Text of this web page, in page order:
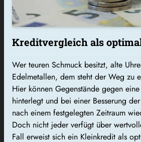
Kreditvergleich als
Wer teuren Schmuck besitzt, alte
Edelmetallen, dem steht der Weg zu
Hier können Gegenstände gegen
hinterlegt und bei einer Besserung
nach einem festgelegten Zeitraum
Doch nicht jeder verfügt über
Fall erweist sich ein Kleinkredit als